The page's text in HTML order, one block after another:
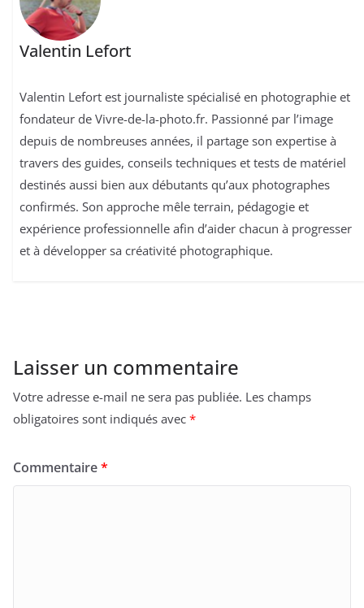
Valentin Lefort
Valentin Lefort est journaliste spécialisé en photographie et
fondateur de Vivre-de-la-photo.fr. Passionné par l’image
depuis de nombreuses années, il partage son expertise à
travers des guides, conseils techniques et tests de matériel
destinés aussi bien aux débutants qu’aux photographes
confirmés. Son approche mêle terrain, pédagogie et
expérience professionnelle afin d’aider chacun à progresser
et à développer sa créativité photographique.
Laisser un commentaire
Votre adresse e-mail ne sera pas publiée. Les champs
obligatoires sont indiqués avec *
Commentaire*